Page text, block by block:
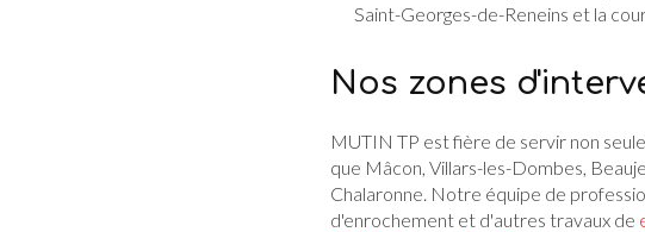
Saint-Georges-de-Reneins et la
Nos zones
MUTIN TP est fière de servir non
que Mâcon, Villars-les-Dombes,
Chalaronne. Notre équipe de
d'enrochement et d'autres travaux de